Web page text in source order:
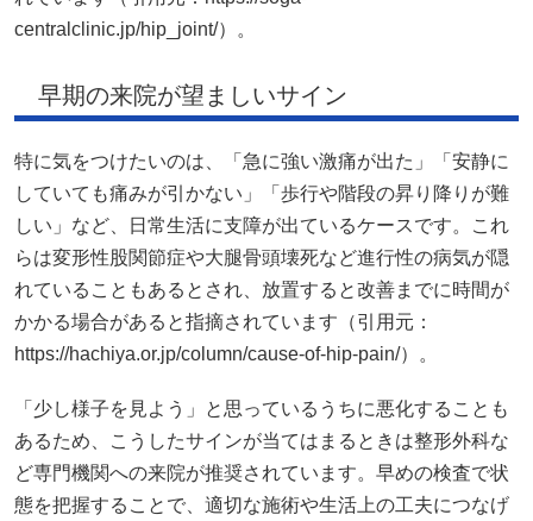
centralclinic.jp/hip_joint/）。
早期の来院が望ましいサイン
特に気をつけたいのは、「急に強い激痛が出た」「安静に
していても痛みが引かない」「歩行や階段の昇り降りが難
しい」など、日常生活に支障が出ているケースです。これ
らは変形性股関節症や大腿骨頭壊死など進行性の病気が隠
れていることもあるとされ、放置すると改善までに時間が
かかる場合があると指摘されています（引用元：
https://hachiya.or.jp/column/cause-of-hip-pain/）。
「少し様子を見よう」と思っているうちに悪化することも
あるため、こうしたサインが当てはまるときは整形外科な
ど専門機関への来院が推奨されています。早めの検査で状
態を把握することで、適切な施術や生活上の工夫につなげ